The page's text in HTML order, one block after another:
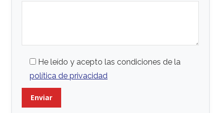
He leído y acepto las condiciones de la
política de privacidad